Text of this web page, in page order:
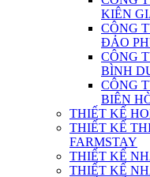
KIÊN
CÔNG
ĐẢO
CÔNG
BÌNH
CÔNG
BIÊN
THIẾT KẾ
THIẾT KẾ
FARMSTAY
THIẾT KẾ
THIẾT KẾ